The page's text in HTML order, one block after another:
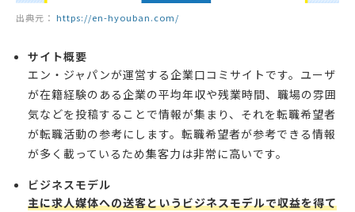
出典元： https://en-hyouban.com/
サイト概要
エン・ジャパンが運営する企業口コミサイトです。ユーザ
が在籍経験のある企業の平均年収や残業時間、職場の雰囲
気などを投稿することで情報が集まり、それを転職希望者
が転職活動の参考にします。転職希望者が参考できる情報
が多く載っているため集客力は非常に高いです。
ビジネスモデル
主に求人媒体への送客というビジネスモデルで収益を得て